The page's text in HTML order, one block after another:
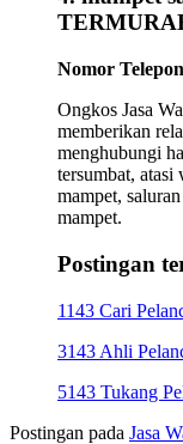
Nomor
Ongkos Jasa
memberikan
menghubungi
tersumbat, atasi
mampet,
mampet.
Postingan
1143 Cari
3143 Ahli
5143 Tukang
Postingan pada Jasa